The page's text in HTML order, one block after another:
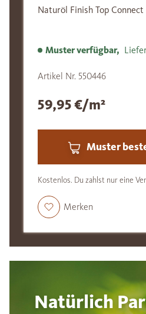
Naturöl Finish Top Connect
Muster verfügbar,
Artikel Nr. 550446
59,95 €/m²
Muster
Kostenlos. Du zahlst nur eine
Merken
Natürlich